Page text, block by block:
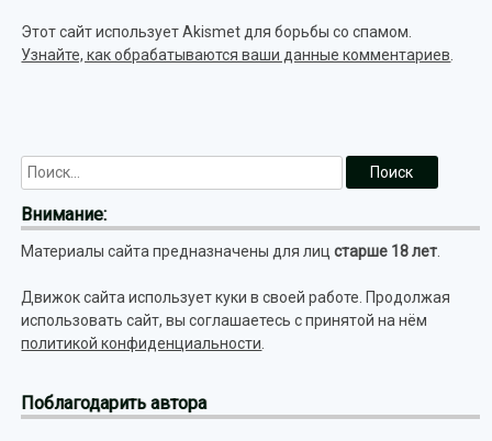
Этот сайт использует Akismet для борьбы со спамом.
Узнайте, как обрабатываются ваши данные комментариев
Внимание:
Материалы сайта предназначены для лицстарше 18 лет
Движок сайта использует куки в своей работе. Продолжая
использовать сайт, вы соглашаетесь с принятой на нём
политикой конфиденциальности
Поблагодарить автора